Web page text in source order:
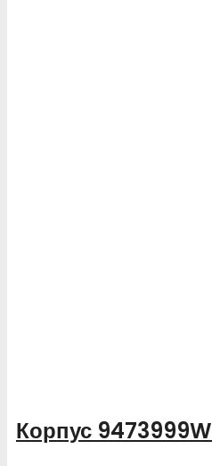
Корпус 9473999W